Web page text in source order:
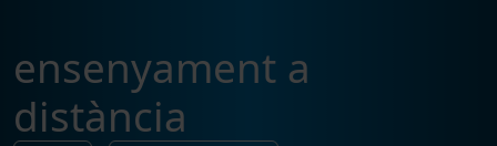
ensenyament a
distància